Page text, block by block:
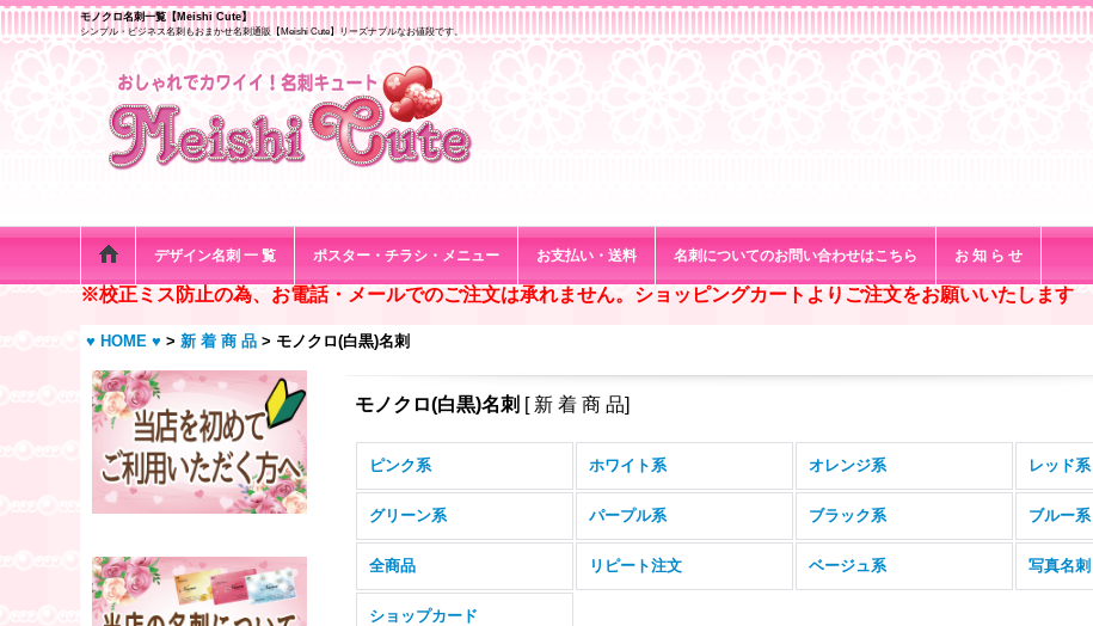
モノクロ名刺一覧【Meishi Cute】
シンプル・ビジネス名刺もおまかせ名刺通販【Meishi Cute】リーズナブルなお値段です。
デザイン名刺 一 覧 ポスター・チラシ・メニュー お支払い・送料 名刺についてのお問い合わせはこちら お 知 ら せ
※校正ミス防止の為、お電話・メールでのご注文は承れません。ショッピングカートよりご注文をお願いいたします
♥ HOME ♥ > 新 着 商 品 > モノクロ(白黒)名刺
モノクロ(白黒)名刺 [新 着 商 品]
ピンク系 ホワイト系 オレンジ系 レッド系
グリーン系 パープル系 ブラック系 ブルー系
全商品 リピート注文 ベージュ系 写真名刺
ショップカード